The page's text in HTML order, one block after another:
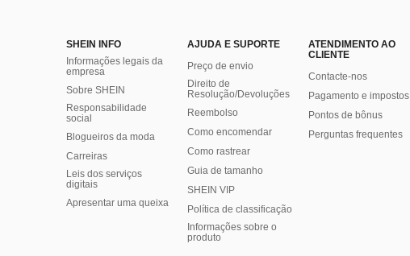
SHEIN INFO
Informações legais da
empresa
Sobre SHEIN
Responsabilidade
social
Blogueiros da moda
Carreiras
Leis dos serviços
digitais
Apresentar uma queixa
AJUDA E SUPORTE
Preço de envio
Direito de
Resolução/Devoluções
Reembolso
Como encomendar
Como rastrear
Guia de tamanho
SHEIN VIP
Política de classificação
​Informações sobre o
produto
ATENDIMENTO AO
CLIENTE
Contacte-nos
Pagamento e impostos
Pontos de bônus
Perguntas frequentes